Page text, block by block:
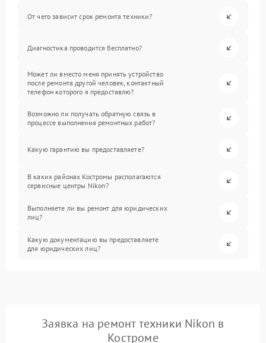
От чего зависит срок ремонта техники?
Диагностика проводится бесплатно?
Может ли вместо меня принять устройство
после ремонта другой человек, контактный
телефон которого я предоставлю?
Возможно ли получать обратную связь в
процессе выполнения ремонтных работ?
Какую гарантию вы предоставляете?
В каких районах Костромы располагаются
сервисные центры Nikon?
Выполняете ли вы ремонт для юридических
лиц?
Какую документацию вы предоставляете
для юридических лиц?
Заявка на ремонт техники Nikon в
Костроме